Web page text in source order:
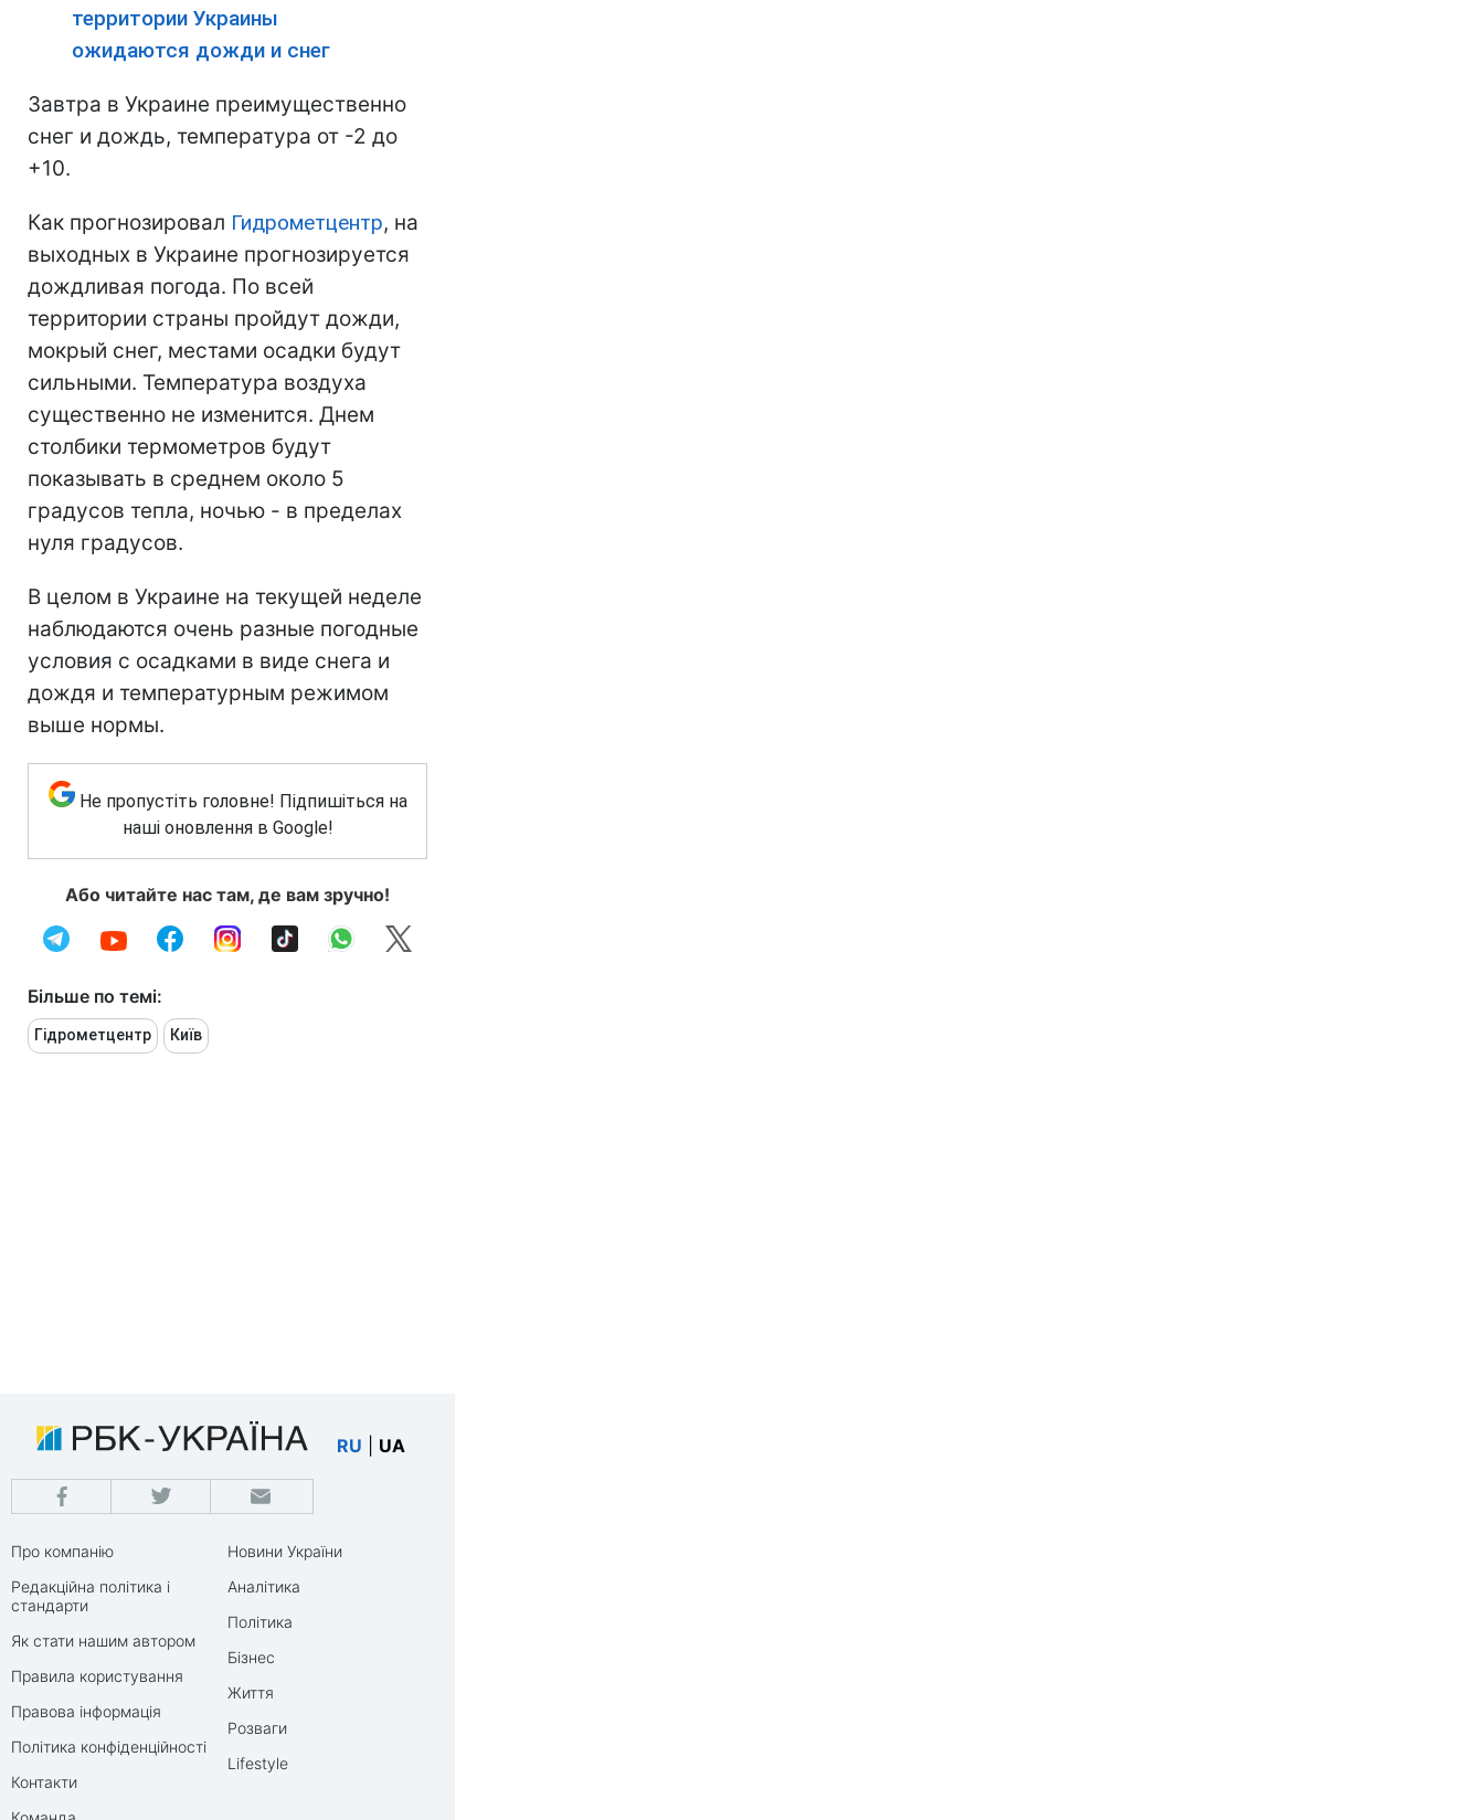
территории Украины
ожидаются дожди и снег
Завтра в Украине преимущественно
снег и дождь, температура от -2 до
+10.
Как прогнозировал Гидрометцентр, на
выходных в Украине прогнозируется
дождливая погода. По всей
территории страны пройдут дожди,
мокрый снег, местами осадки будут
сильными. Температура воздуха
существенно не изменится. Днем
столбики термометров будут
показывать в среднем около 5
градусов тепла, ночью - в пределах
нуля градусов.
В целом в Украине на текущей неделе
наблюдаются очень разные погодные
условия с осадками в виде снега и
дождя и температурным режимом
выше нормы.
Не пропустіть головне! Підпишіться на
наші оновлення в Google!
Або читайте нас там, де вам зручно!
Більше по темі:
Гідрометцентр Київ
RU UA
Про компанію
Редакційна політика і
стандарти
Як стати нашим автором
Правила користування
Правова інформація
Політика конфіденційності
Контакти
Новини України
Аналітика
Політика
Бізнес
Життя
Розваги
Lifestyle